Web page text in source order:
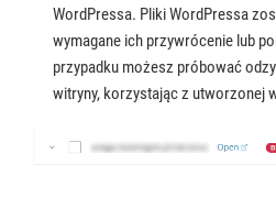
WordPressa. Pliki WordPressa
wymagane ich przywrócenie lub
przypadku możesz próbować
witryny, korzystając z utworzonej